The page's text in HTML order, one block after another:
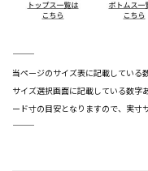
―――――――――――――――――――――――
当ページのサイズ表に記載している
サイズ選択画面に記載している数字
ード寸の目安となりますので、実寸
―――――――――――――――――――――――